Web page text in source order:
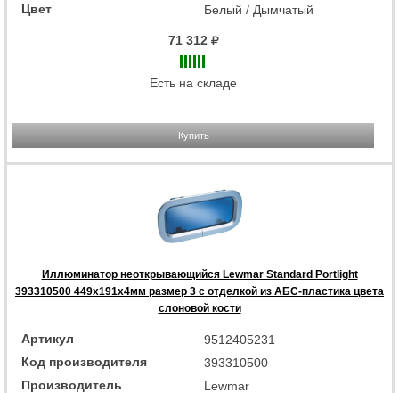
Цвет
Белый / Дымчатый
71 312
Есть на складе
Купить
Иллюминатор неоткрывающийся Lewmar Standard Portlight
393310500 449x191x4мм размер 3 с отделкой из АБС-пластика цвета
слоновой кости
Артикул
9512405231
Код производителя
393310500
Производитель
Lewmar